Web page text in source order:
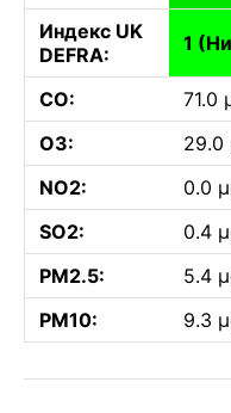
Индекс UK
DEFRA:
1
CO:
71.0
O3:
29.0
NO2:
0.0
SO2:
0.4
PM2.5:
5.4
PM10:
9.3